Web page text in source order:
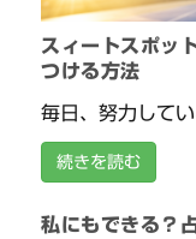
スィートスポッ
つける方法
毎日、努力して
続きを読む
私にもできる？